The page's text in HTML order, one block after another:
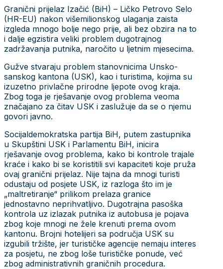
Granični prijelaz Izačić (BiH) – Ličko Petrovo Selo
(HR-EU) nakon višemilionskog ulaganja zaista
izgleda mnogo bolje nego prije, ali bez obzira na to
i dalje egzistira veliki problem dugotrajnog
zadržavanja putnika, naročito u ljetnim mjesecima.
Gužve stvaraju problem stanovnicima Unsko-
sanskog kantona (USK), kao i turistima, kojima su
izuzetno privlačne prirodne ljepote ovog kraja.
Zbog toga je rješavanje ovog problema veoma
značajano za čitav USK i zaslužuje da se o njemu
govori javno.
Socijaldemokratska partija BiH, putem zastupnika
u Skupštini USK i Parlamentu BiH, inicira
rješavanje ovog problema, kako bi kontrole trajale
kraće i kako bi se koristitili svi kapaciteti koje pruža
ovaj granični prijelaz. Nije tajna da mnogi turisti
odustaju od posjete USK, iz razloga što im je
„maltretiranje“ prilikom prelaza granice
jednostavno neprihvatljivo. Dugotrajna pasoška
kontrola uz izlazak putnika iz autobusa je pojava
zbog koje mnogi ne žele krenuti prema ovom
kantonu. Brojni hotelijeri sa područja USK su
izgubili tržište, jer turističke agencije nemaju interes
za posjetu, ne zbog loše turističke ponude, već
zbog administrativnih graničnih procedura.